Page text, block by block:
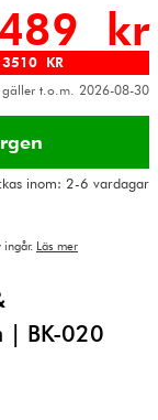
kr
3510 KR
gäller t.o.m. 2026-08-30
inom: 2-6 vardagar
ingår. Läs mer
| BK-020